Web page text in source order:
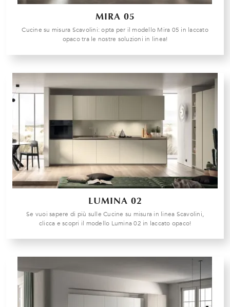
MIRA 05
Cucine su misura Scavolini: opta per il modello Mira 05 in laccato
opaco tra le nostre soluzioni in linea!
LUMINA 02
Se vuoi sapere di più sulle Cucine su misura in linea Scavolini,
clicca e scopri il modello Lumina 02 in laccato opaco!